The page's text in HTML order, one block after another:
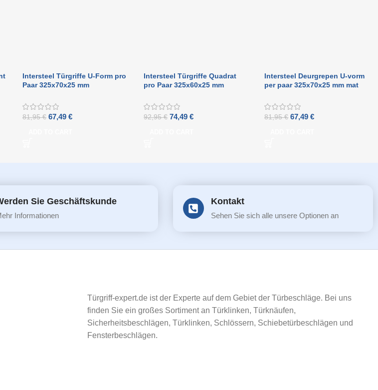
Intersteel Türgriffe U-Form pro
Paar 325x70x25 mm
81,95€ 67,49€
Intersteel Türgriffe Quadrat
pro Paar 325x60x25 mm
92,95€ 74,49 €
Intersteel Deurgrepen U-vorm
per paar 325x70x25 mm mat
81,95€ 67,49€
Sie Geschäftskunde
Informationen
Kontakt
Sehen Sie sich alle unsere Optionen an
Türgriff-expert.de ist der Experte auf dem Gebiet der Türbeschläge. Bei uns
finden Sie ein großes Sortiment an Türklinken, Türknäufen,
Sicherheitsbeschlägen, Türklinken, Schlössern, Schiebetürbeschlägen und
Fensterbeschlägen.